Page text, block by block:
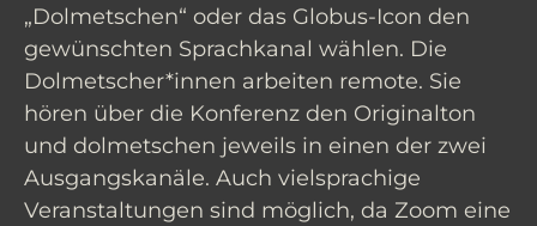
„Dolmetschen“ oder das Globus-Icon den
gewünschten Sprachkanal wählen. Die
Dolmetscher*innen arbeiten remote. Sie
hören über die Konferenz den Originalton
und dolmetschen jeweils in einen der zwei
Ausgangskanäle. Auch vielsprachige
Veranstaltungen sind möglich, da Zoom eine